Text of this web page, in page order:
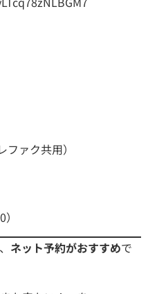
ァク共用）
ネット予約がおすすめで